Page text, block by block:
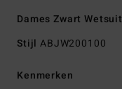
Dames Zwart
Stijl ABJW200100
Kenmerken